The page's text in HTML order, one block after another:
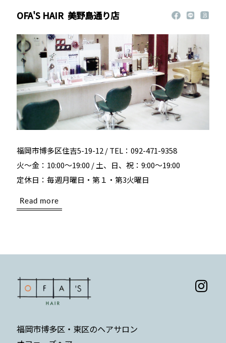
OFA'S HAIR 美野島通り店
福岡市博多区住吉5-19-12 / TEL：092-471-9358
火～金：10:00～19:00 / 土、日、祝：9:00～19:00
定休日：毎週月曜日・第１・第3火曜日
Read more
福岡市博多区・東区のヘアサロン